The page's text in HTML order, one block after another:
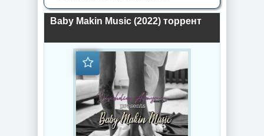
Baby Makin Music (2022) торрент